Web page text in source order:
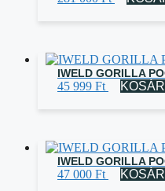
IWELD GORILLA
45 999 Ft
IWELD GORILLA
47 000 Ft